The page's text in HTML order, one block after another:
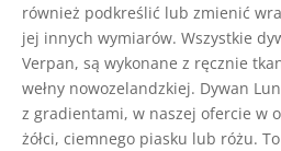
również podkreślić lub zmienić
jej innych wymiarów. Wszystkie
Verpan, są wykonane z ręcznie
wełny nowozelandzkiej. Dywan
z gradientami, w naszej ofercie w
żółci, ciemnego piasku lub różu.